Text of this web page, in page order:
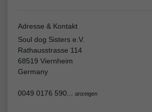
Adresse & Kontakt
Soul dog Sisters e.V.
Rathausstrasse 114
68519 Viernheim
Germany
0049 0176 590... anzeigen